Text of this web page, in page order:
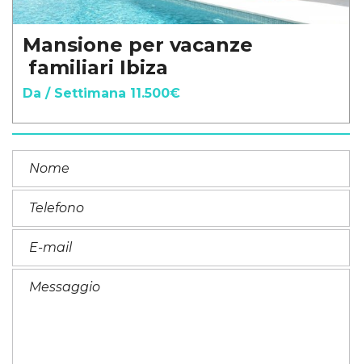
Mansione per vacanze
familiari Ibiza
Da / Settimana 11.500€